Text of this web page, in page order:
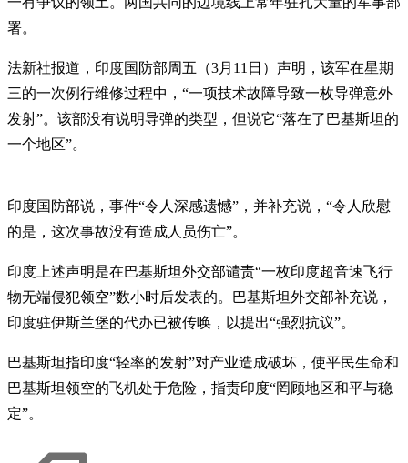
署。
法新社报道，印度国防部周五（3月11日）声明，该军在星期
三的一次例行维修过程中，“一项技术故障导致一枚导弹意外
发射”。该部没有说明导弹的类型，但说它“落在了巴基斯坦的
一个地区”。
印度国防部说，事件“令人深感遗憾”，并补充说，“令人欣慰
的是，这次事故没有造成人员伤亡”。
印度上述声明是在巴基斯坦外交部谴责“一枚印度超音速飞行
物无端侵犯领空”数小时后发表的。巴基斯坦外交部补充说，
印度驻伊斯兰堡的代办已被传唤，以提出“强烈抗议”。
巴基斯坦指印度“轻率的发射”对产业造成破坏，使平民生命和
巴基斯坦领空的飞机处于危险，指责印度“罔顾地区和平与稳
定”。